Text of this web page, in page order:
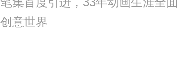
意世界